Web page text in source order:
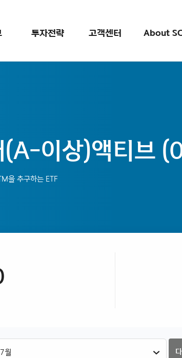
투자전략 고객센터 About
(A-이상)액티브
을 추구하는 ETF